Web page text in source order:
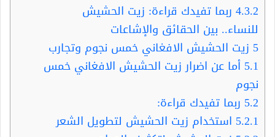
4.3.2 ربما تفيدك قراءة: زيت الحشيش
للنساء.. بين الحقائق والإشاعات
5 زيت الحشيش الافغاني خمس نجوم وتجارب
5.1 أما عن اضرار زيت الحشيش الافغاني خمس
نجوم
5.2 ربما تفيدك قراءة:
5.2.1 استخدام زيت الحشيش لتطويل الشعر